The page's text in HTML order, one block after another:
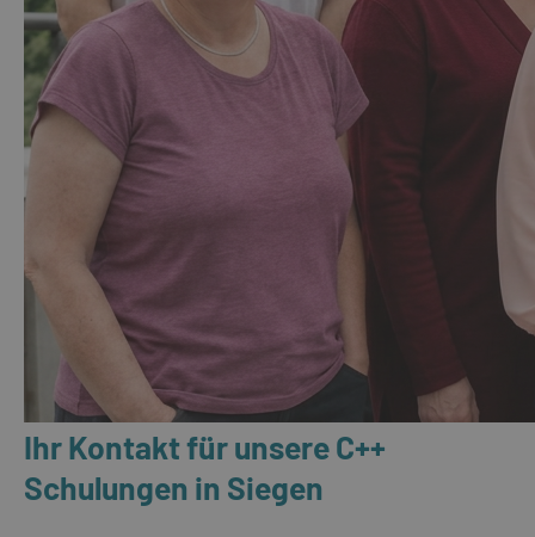
Ihr Kontakt für unsere C++
Schulungen in Siegen